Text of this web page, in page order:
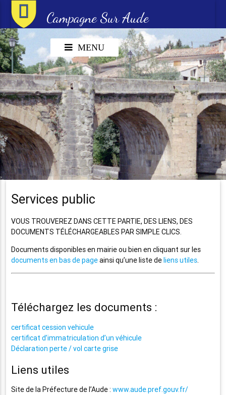
Campagne Sur Aude
MENU
Services public
VOUS TROUVEREZ DANS CETTE PARTIE, DES LIENS, DES
DOCUMENTS TÉLÉCHARGEABLES PAR SIMPLE CLICS.
Documents disponibles en mairie ou bien en cliquant sur les
documents en bas de pageainsi qu’une liste deliens utiles.
Téléchargez les documents :
certificat cession vehicule
certificat d’immatriculation d’un véhicule
Déclaration perte / vol carte grise
Liens utiles
Site de la Préfecture de l’Aude :www.aude.pref.gouv.fr/